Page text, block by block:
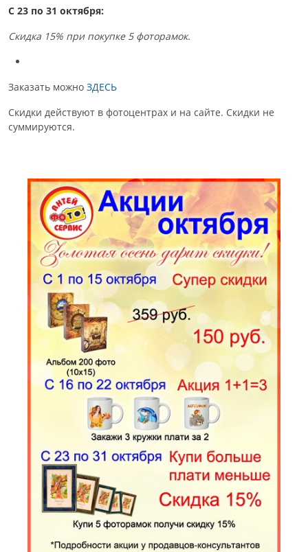
С 23 по 31 октября:
Скидка 15% при покупке 5 фоторамок.
Заказать можно ЗДЕСЬ
Скидки действуют в фотоцентрах и на сайте. Скидки не
суммируются.